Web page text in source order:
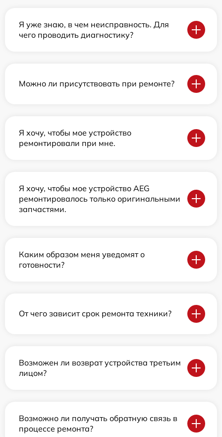
Я уже знаю, в чем неисправность. Для
чего проводить диагностику?
Можно ли присутствовать при ремонте?
Я хочу, чтобы мое устройство
ремонтировали при мне.
Я хочу, чтобы мое устройство AEG
ремонтировалось только оригинальными
запчастями.
Каким образом меня уведомят о
готовности?
От чего зависит срок ремонта техники?
Возможен ли возврат устройства третьим
лицом?
Возможно ли получать обратную связь в
процессе ремонта?